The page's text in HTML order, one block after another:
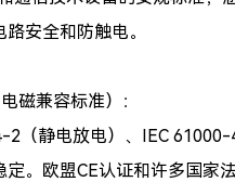
安全和防触电。
磁兼容标准）：
2（静电放电）、IEC
。欧盟CE认证和许多国家